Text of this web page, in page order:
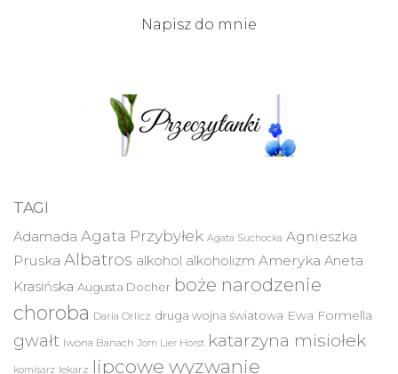
Napisz do mnie
TAGI
Adamada Agata Przybyłek Agata Suchocka Agnieszka
Pruska Albatros alkohol alkoholizm Ameryka Aneta
Krasińska Augusta Docher boże narodzenie
choroba Daria Orlicz druga wojna światowa Ewa Formella
gwałt Iwona Banach Jorn Lier Horst katarzyna misiołek
komisarz lekarz lipcowe wyzwanie